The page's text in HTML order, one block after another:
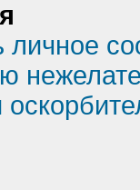
личное